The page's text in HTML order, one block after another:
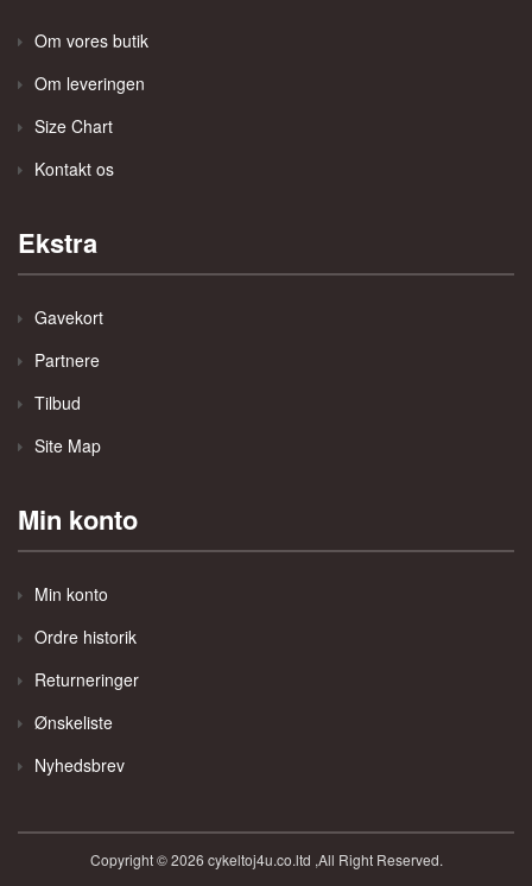
Om vores butik
Om leveringen
Size Chart
Kontakt os
Ekstra
Gavekort
Partnere
Tilbud
Site Map
Min konto
Min konto
Ordre historik
Returneringer
Ønskeliste
Nyhedsbrev
Copyright © 2026 cykeltoj4u.co.ltd ,All Right Reserved.